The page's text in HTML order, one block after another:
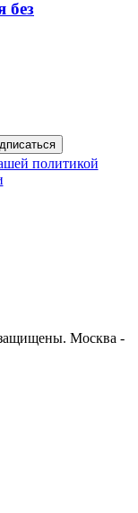
без
политикой
Москва -